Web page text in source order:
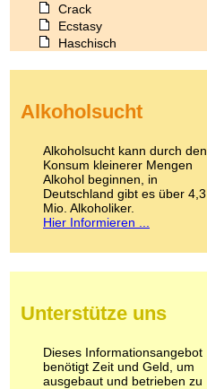
Crack
Ecstasy
Haschisch
Kokain
LSD
Marihuana
Medikamente
Meskalin
Metamphetamin
Methadon
Pilze
Psychopharmaka
Schlafmittel
Schmerzmittel
Alkoholsucht
Alkoholsucht kann durch den
Konsum kleinerer Mengen
Alkohol beginnen, in
Deutschland gibt es über 4,3
Mio. Alkoholiker.
Hier Informieren ...
Unterstütze uns
Dieses Informationsangebot
benötigt Zeit und Geld, um
ausgebaut und betrieben zu